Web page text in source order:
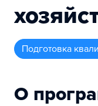
подготовка
О